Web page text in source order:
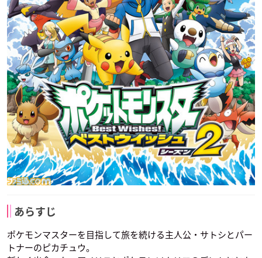
あらすじ
ポケモンマスターを目指して旅を続ける主人公・サトシとパー
トナーのピカチュウ。